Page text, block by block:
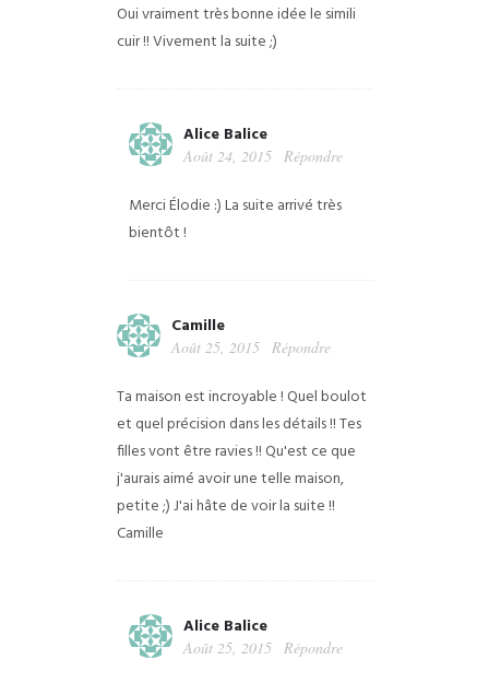
Oui vraiment très bonne idée le simili
cuir !! Vivement la suite ;)
Alice Balice
Août 24, 2015 Répondre
Merci Élodie :) La suite arrivé très
bientôt !
Camille
Août 25, 2015 Répondre
Ta maison est incroyable ! Quel boulot
et quel précision dans les détails !!Tes
filles vont être ravies !! Qu'est ce que
j'aurais aimé avoir une telle maison,
petite ;)J'ai hâte de voir la suite !!
Camille
Alice Balice
Août 25, 2015 Répondre